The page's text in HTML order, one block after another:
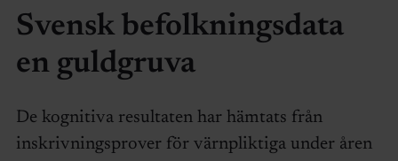
Svensk befolkningsdata
en guldgruva
De kognitiva resultaten har hämtats från
inskrivningsprover för värnpliktiga under åren